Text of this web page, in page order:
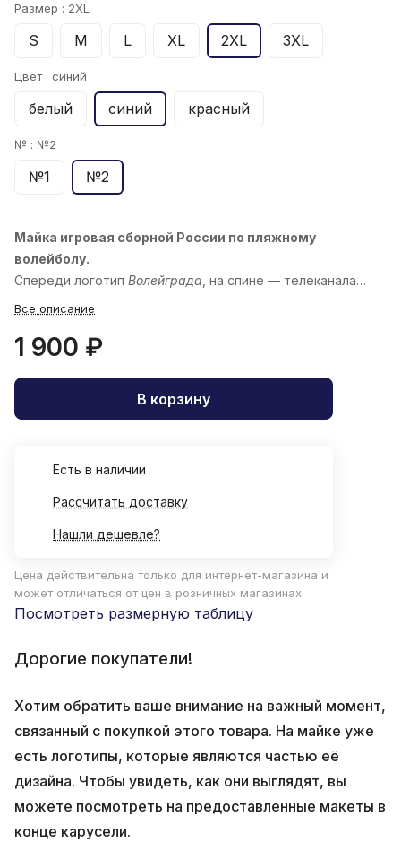
Размер : 2XL
S M L XL 2XL 3XL
Цвет : синий
белый синий красный
№ : №2
№1 №2
Майка игровая сборной России по пляжному
волейболу.
Спереди логотип Волейграда, на спине — телеканала
«
Все описание
1 900 ₽
В корзину
Есть в наличии
Рассчитать доставку
Нашли дешевле?
Цена действительна только для интернет-магазина и
может отличаться от цен в розничных магазинах
Посмотреть размерную таблицу
Дорогие покупатели!
Хотим обратить ваше внимание на важный момент,
связанный с покупкой этого товара. На майке уже
есть логотипы, которые являются частью её
дизайна. Чтобы увидеть, как они выглядят, вы
можете посмотреть на предоставленные макеты в
конце карусели.